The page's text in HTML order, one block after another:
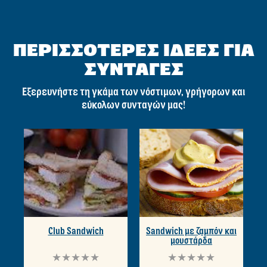
ΠΕΡΙΣΣΟΤΕΡΕΣ ΙΔΕΕΣ ΓΙΑ
ΣΥΝΤΑΓΕΣ
Εξερευνήστε τη γκάμα των νόστιμων, γρήγορων και
εύκολων συνταγών μας!
Δεν
Club Sandwich
Δεν
Sandwich με ζαμπόν και
μουστάρδα